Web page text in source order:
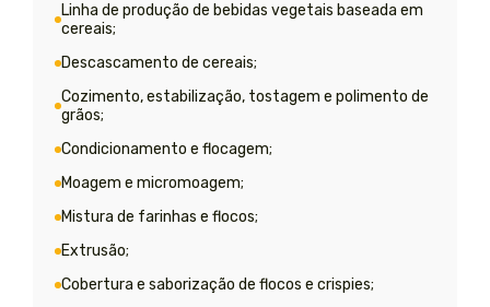
Linha de produção de bebidas vegetais baseada em
cereais;
Descascamento de cereais;
Cozimento, estabilização, tostagem e polimento de
grãos;
Condicionamento e flocagem;
Moagem e micromoagem;
Mistura de farinhas e flocos;
Extrusão;
Cobertura e saborização de flocos e crispies;